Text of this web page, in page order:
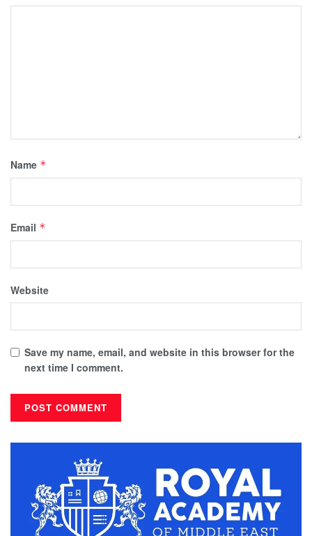
Name *
Email *
Website
Save my name, email, and website in this browser for the
next time I comment.